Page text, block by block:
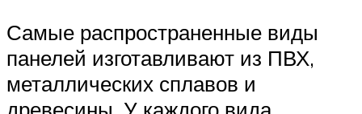
Самые распространенные виды
панелей изготавливают из ПВХ,
металлических сплавов и